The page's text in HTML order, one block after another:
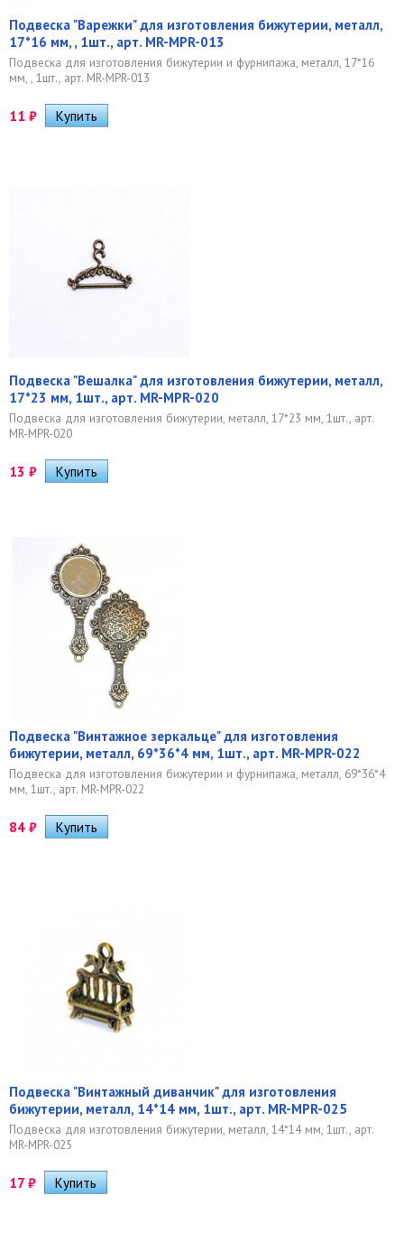
Подвеска "Варежки" для изготовления бижутерии, металл,
17*16 мм, , 1шт., арт. MR-MPR-013
Подвеска для изготовления бижутерии и фурнипажа, металл, 17*16
мм, , 1шт., арт. MR-MPR-013
11 ₽
Подвеска "Вешалка" для изготовления бижутерии, металл,
17*23 мм, 1шт., арт. MR-MPR-020
Подвеска для изготовления бижутерии, металл, 17*23 мм, 1шт., арт.
MR-MPR-020
13 ₽
Подвеска "Винтажное зеркальце" для изготовления
бижутерии, металл, 69*36*4 мм, 1шт., арт. MR-MPR-022
Подвеска для изготовления бижутерии и фурнипажа, металл, 69*36*4
мм, 1шт., арт. MR-MPR-022
84 ₽
Подвеска "Винтажный диванчик" для изготовления
бижутерии, металл, 14*14 мм, 1шт., арт. MR-MPR-025
Подвеска для изготовления бижутерии, металл, 14*14 мм, 1шт., арт.
MR-MPR-025
17 ₽